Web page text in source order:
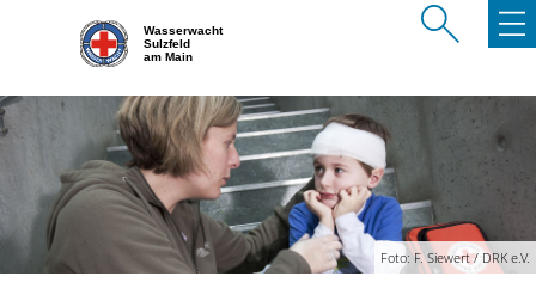
Wasserwacht
Sulzfeld
am Main
Foto: F. Siewert / DRK e.V.